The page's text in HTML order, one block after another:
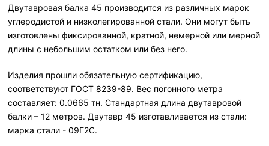
Двутавровая балка 45 производится из различных марок
углеродистой и низколегированной стали. Они могут быть
изготовлены фиксированной, кратной, немерной или мерной
длины с небольшим остатком или без него.
Изделия прошли обязательную сертификацию,
соответствуют ГОСТ 8239-89. Вес погонного метра
составляет: 0.0665 тн. Стандартная длина двутавровой
балки – 12 метров. Двутавр 45 изготавливается из стали:
марка стали - 09Г2С.